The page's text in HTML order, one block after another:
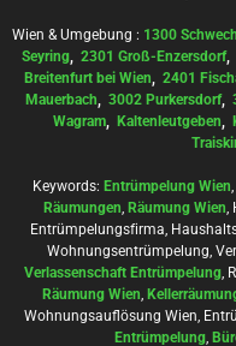
Wien & Umgebung : 1300
Seyring, 2301 Groß-Enzersdorf,
Breitenfurt bei Wien, 2401
Mauerbach, 3002 Purkersdorf,
Wagram, Kaltenleutgeben,
Keywords: Entrümpelung Wien,
Räumungen, Räumung Wien,
Entrümpelungsfirma,
Wohnungsentrümpelung,
Verlassenschaft Entrümpelung,
Räumung Wien,
Wohnungsauflösung Wien,
Entrümpelung,